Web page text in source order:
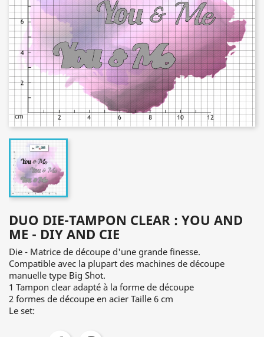
DUO DIE-TAMPON CLEAR : YOU AND
ME - DIY AND CIE
Die - Matrice de découpe d'une grande finesse.
Compatible avec la plupart des machines de découpe
manuelle type Big Shot.
1 Tampon clear adapté à la forme de découpe
2 formes de découpe en acier Taille 6 cm
Le set: